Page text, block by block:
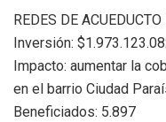
REDES DE
Inversión:
Impacto: aumentar la
en el barrio Ciudad
Beneficiados: 5.897